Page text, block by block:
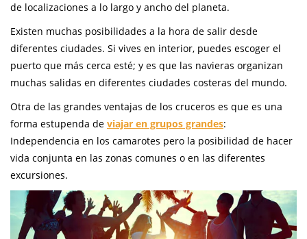
de localizaciones a lo largo y ancho del planeta.
Existen muchas posibilidades a la hora de salir desde
diferentes ciudades. Si vives en interior, puedes escoger el
puerto que más cerca esté; y es que las navieras organizan
muchas salidas en diferentes ciudades costeras del mundo.
Otra de las grandes ventajas de los cruceros es que es una
forma estupenda de viajar en grupos grandes:
Independencia en los camarotes pero la posibilidad de hacer
vida conjunta en las zonas comunes o en las diferentes
excursiones.